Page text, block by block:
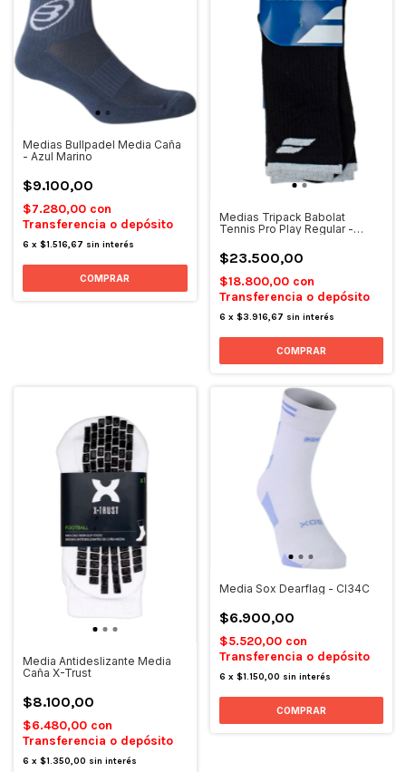
Medias Bullpadel Media Caña
- Azul Marino
$9.100,00
$7.280,00 con
Transferencia o depósito
6 x $1.516,67 sin interés
Medias Tripack Babolat
Tennis Pro Play Regular -
$23.500,00
$18.800,00 con
Transferencia o depósito
6 x $3.916,67 sin interés
Media Antideslizante Media
Caña X-Trust
$8.100,00
$6.480,00 con
Transferencia o depósito
6 x $1.350,00 sin interés
Media Sox Dearflag - CI34C
$6.900,00
$5.520,00 con
Transferencia o depósito
6 x $1.150,00 sin interés
COMPRAR